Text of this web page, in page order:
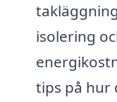
isolering
tips på hur